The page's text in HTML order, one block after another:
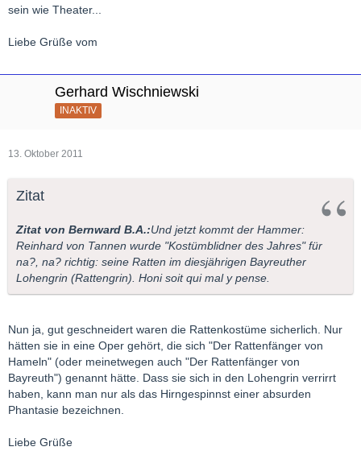
sein wie Theater...
Liebe Grüße vom
Gerhard Wischniewski
INAKTIV
13. Oktober 2011
Zitat
Zitat von Bernward B.A.:Und jetzt kommt der Hammer:
Reinhard von Tannen wurde "Kostümblidner des Jahres" für
na?, na? richtig: seine Ratten im diesjährigen Bayreuther
Lohengrin (Rattengrin). Honi soit qui mal y pense.
Nun ja, gut geschneidert waren die Rattenkostüme sicherlich. Nur
hätten sie in eine Oper gehört, die sich "Der Rattenfänger von
Hameln" (oder meinetwegen auch "Der Rattenfänger von
Bayreuth") genannt hätte. Dass sie sich in den Lohengrin verrirrt
haben, kann man nur als das Hirngespinnst einer absurden
Phantasie bezeichnen.
Liebe Grüße